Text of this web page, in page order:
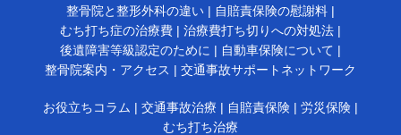
整骨院と整形外科の違い
自賠責保険の慰謝料
むち打ち症の治療費
治療費打ち切りへの対処法
後遺障害等級認定のために
自動車保険について
整骨院案内・アクセス
交通事故サポートネットワーク
お役立ちコラム 交通事故治療 自賠責保険
労災保険
むち打ち治療